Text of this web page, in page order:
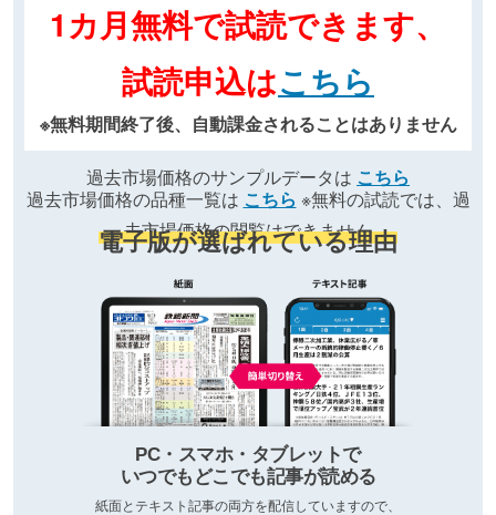
1カ月無料で試読できます、
試読申込はこちら
※無料期間終了後、自動課金されることはありません
過去市場価格のサンプルデータは こちら
過去市場価格の品種一覧は こちら ※無料の試読では、過
去市場価格の閲覧はできません
電子版が選ばれている理由
PC・スマホ・タブレットで
いつでもどこでも記事が読める
紙面とテキスト記事の両方を配信していますので、